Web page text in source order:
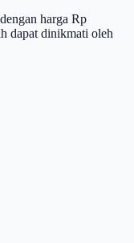
harga Rp
dapat dinikmati oleh